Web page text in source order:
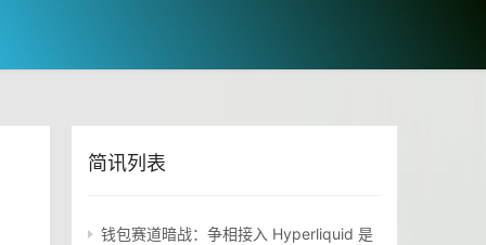
简讯列表
钱包赛道暗战：争相接入 Hyperliquid 是